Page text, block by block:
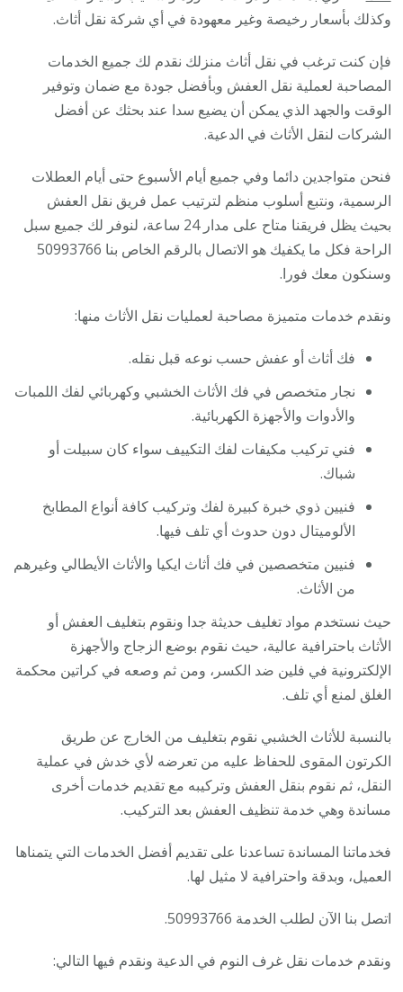
وكذلك بأسعار رخيصة وغير معهودة في أي شركة نقل أثاث.
فإن كنت ترغب في نقل أثاث منزلك نقدم لك جميع الخدمات
المصاحبة لعملية نقل العفش وبأفضل جودة مع ضمان وتوفير
الوقت والجهد الذي يمكن أن يضيع سدا عند بحثك عن أفضل
الشركات لنقل الأثاث في الدعية.
فنحن متواجدين دائما وفي جميع أيام الأسبوع حتى أيام العطلات
الرسمية، ونتبع أسلوب منظم لترتيب عمل فريق نقل العفش
بحيث يظل فريقنا متاح على مدار 24 ساعة، لنوفر لك جميع سبل
الراحة فكل ما يكفيك هو الاتصال بالرقم الخاص بنا 50993766
وسنكون معك فورا.
ونقدم خدمات متميزة مصاحبة لعمليات نقل الأثاث منها:
فك أثاث أو عفش حسب نوعه قبل نقله.
نجار متخصص في فك الأثاث الخشبي وكهربائي لفك اللمبات
والأدوات والأجهزة الكهربائية.
فني تركيب مكيفات لفك التكييف سواء كان سبيلت أو
شباك.
فنيين ذوي خبرة كبيرة لفك وتركيب كافة أنواع المطابخ
الألوميتال دون حدوث أي تلف فيها.
فنيين متخصصين في فك أثاث ايكيا والأثاث الأيطالي وغيرهم
من الأثاث.
حيث نستخدم مواد تغليف حديثة جدا ونقوم بتغليف العفش أو
الأثاث باحترافية عالية، حيث نقوم بوضع الزجاج والأجهزة
الإلكترونية في فلين ضد الكسر، ومن ثم وصعه في كراتين محكمة
الغلق لمنع أي تلف.
بالنسبة للأثاث الخشبي نقوم بتغليف من الخارج عن طريق
الكرتون المقوى للحفاظ عليه من تعرضه لأي خدش في عملية
النقل، ثم نقوم بنقل العفش وتركيبه مع تقديم خدمات أخرى
مساندة وهي خدمة تنظيف العفش بعد التركيب.
فخدماتنا المساندة تساعدنا على تقديم أفضل الخدمات التي يتمناها
العميل، وبدقة واحترافية لا مثيل لها.
اتصل بنا الآن لطلب الخدمة 50993766.
ونقدم خدمات نقل غرف النوم في الدعية ونقدم فيها التالي: